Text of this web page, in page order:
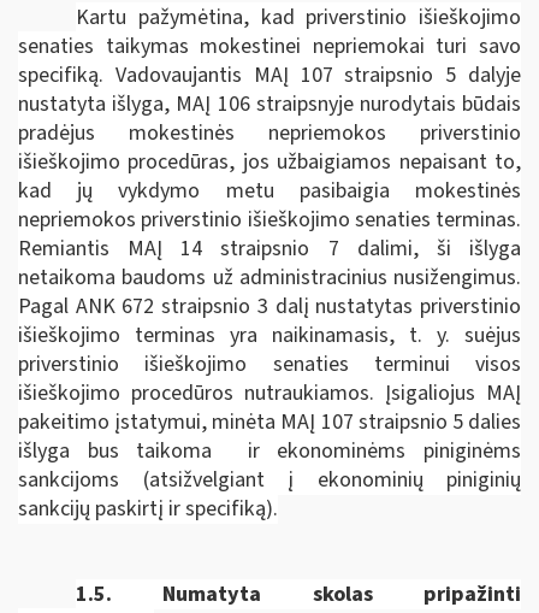
Kartu pažymėtina, kad priverstinio išieškojimo
senaties taikymas mokestinei nepriemokai turi savo
specifiką. Vadovaujantis MAĮ 107 straipsnio 5 dalyje
nustatyta išlyga, MAĮ 106 straipsnyje nurodytais būdais
pradėjus mokestinės nepriemokos priverstinio
išieškojimo procedūras, jos užbaigiamos nepaisant to,
kad jų vykdymo metu pasibaigia mokestinės
nepriemokos priverstinio išieškojimo senaties terminas.
Remiantis MAĮ 14 straipsnio 7 dalimi, ši išlyga
netaikoma baudoms už administracinius nusižengimus.
Pagal ANK 672 straipsnio 3 dalį nustatytas priverstinio
išieškojimo terminas yra naikinamasis, t. y. suėjus
priverstinio išieškojimo senaties terminui visos
išieškojimo procedūros nutraukiamos. Įsigaliojus MAĮ
pakeitimo įstatymui, minėta MAĮ 107 straipsnio 5 dalies
išlyga bus taikoma ir ekonominėms piniginėms
sankcijoms (atsižvelgiant į ekonominių piniginių
sankcijų paskirtį ir specifiką).
1.5.
Numatyta skolas pripažinti